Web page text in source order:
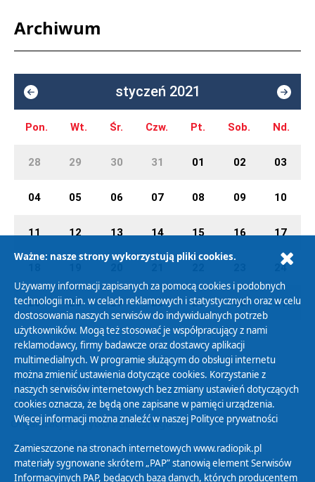
Archiwum
styczeń 2021
Pon. Wt. Śr. Czw. Pt. Sob. Nd.
28 29 30 31 01 02 03
04 05 06 07 08 09 10
11 12 13 14 15 16 17
24
25 26 27 28 29 30 31
Polityka Prywatności
Zasady korzystania z Serwisu
Organizacje Pożytku Publicznego
Cyfryzacja DAB+
Polityka ochrony danych osobowych
Ważne: nasze strony wykorzystują pliki cookies.
Używamy informacji zapisanych za pomocą cookies i podobnych
technologii m.in. w celach reklamowych i statystycznych oraz w celu
dostosowania naszych serwisów do indywidualnych potrzeb
użytkowników. Mogą też stosować je współpracujący z nami
reklamodawcy, firmy badawcze oraz dostawcy aplikacji
multimedialnych. W programie służącym do obsługi internetu
można zmienić ustawienia dotyczące cookies. Korzystanie z
naszych serwisów internetowych bez zmiany ustawień dotyczących
cookies oznacza, że będą one zapisane w pamięci urządzenia.
Więcej informacji można znaleźć w naszej Polityce prywatności
Zamieszczone na stronach internetowych www.radiopik.pl
materiały sygnowane skrótem „PAP” stanowią element Serwisów
Informacyjnych PAP, będących bazą danych, których producentem